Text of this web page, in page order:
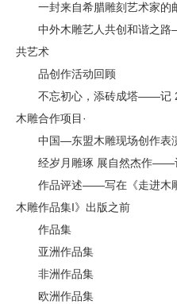
一封来自希腊雕刻艺术家的
中外木雕艺人共创和谐之路
共艺术
品创作活动回顾
不忘初心，添砖成塔——记
木雕合作项目·
中国—东盟木雕现场创作表
经岁月雕琢 展自然杰作——
作品评述——写在《走进木雕
木雕作品集I》出版之前
作品集
亚洲作品集
非洲作品集
欧洲作品集